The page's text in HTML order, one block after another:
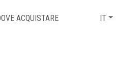
ACQUISTARE IT